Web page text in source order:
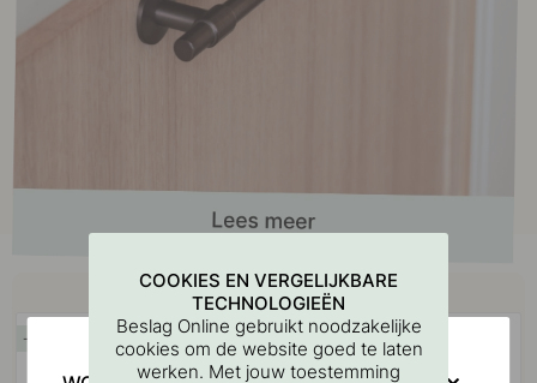
Koop samen met
COOKIES EN VERGELIJKBARE
TECHNOLOGIEËN
Beslag Online gebruikt noodzakelijke
cookies om de website goed te laten
werken. Met jouw toestemming